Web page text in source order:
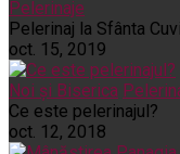
Pelerinaje
Pelerinaj la Sfânta
oct. 15, 2019
Noi și Biserica
Ce este pelerinajul?
oct. 12, 2018